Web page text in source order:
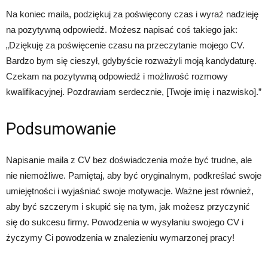
Na koniec maila, podziękuj za poświęcony czas i wyraź nadzieję
na pozytywną odpowiedź. Możesz napisać coś takiego jak:
„Dziękuję za poświęcenie czasu na przeczytanie mojego CV.
Bardzo bym się cieszył, gdybyście rozważyli moją kandydaturę.
Czekam na pozytywną odpowiedź i możliwość rozmowy
kwalifikacyjnej. Pozdrawiam serdecznie, [Twoje imię i nazwisko].”
Podsumowanie
Napisanie maila z CV bez doświadczenia może być trudne, ale
nie niemożliwe. Pamiętaj, aby być oryginalnym, podkreślać swoje
umiejętności i wyjaśniać swoje motywacje. Ważne jest również,
aby być szczerym i skupić się na tym, jak możesz przyczynić
się do sukcesu firmy. Powodzenia w wysyłaniu swojego CV i
życzymy Ci powodzenia w znalezieniu wymarzonej pracy!